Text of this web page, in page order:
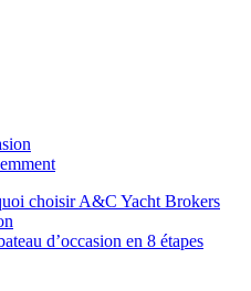
choisir A&C Yacht Brokers
d’occasion en 8 étapes